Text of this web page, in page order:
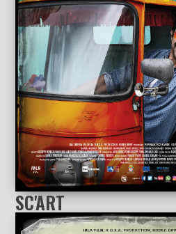
SC'ART